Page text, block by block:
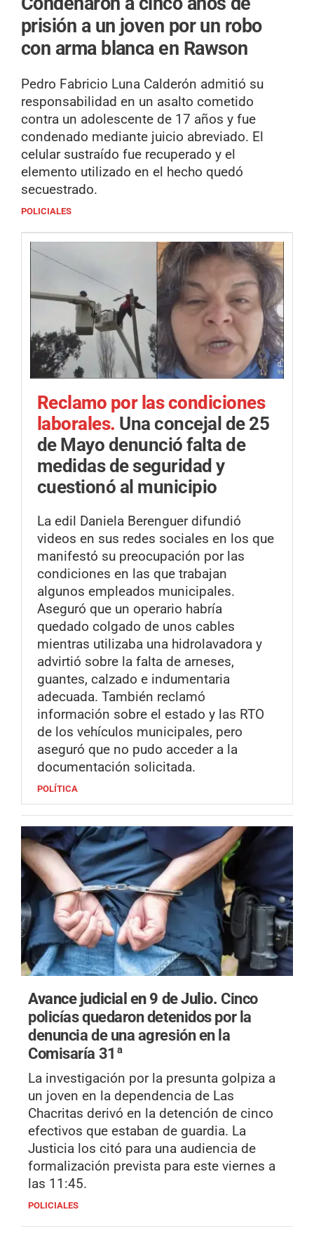
prisión a un joven por un robo
con arma blanca en Rawson
Pedro Fabricio Luna Calderón admitió su
responsabilidad en un asalto cometido
contra un adolescente de 17 años y fue
condenado mediante juicio abreviado. El
celular sustraído fue recuperado y el
elemento utilizado en el hecho quedó
secuestrado.
POLICIALES
Reclamo por las condiciones
laborales. Una concejal de 25
de Mayo denunció falta de
medidas de seguridad y
cuestionó al municipio
La edil Daniela Berenguer difundió
videos en sus redes sociales en los que
manifestó su preocupación por las
condiciones en las que trabajan
algunos empleados municipales.
Aseguró que un operario habría
quedado colgado de unos cables
mientras utilizaba una hidrolavadora y
advirtió sobre la falta de arneses,
guantes, calzado e indumentaria
adecuada. También reclamó
información sobre el estado y las RTO
de los vehículos municipales, pero
aseguró que no pudo acceder a la
documentación solicitada.
POLÍTICA
Avance judicial en 9 de Julio. Cinco
policías quedaron detenidos por la
denuncia de una agresión en la
Comisaría 31ª
La investigación por la presunta golpiza a
un joven en la dependencia de Las
Chacritas derivó en la detención de cinco
efectivos que estaban de guardia. La
Justicia los citó para una audiencia de
formalización prevista para este viernes a
las 11:45.
POLICIALES